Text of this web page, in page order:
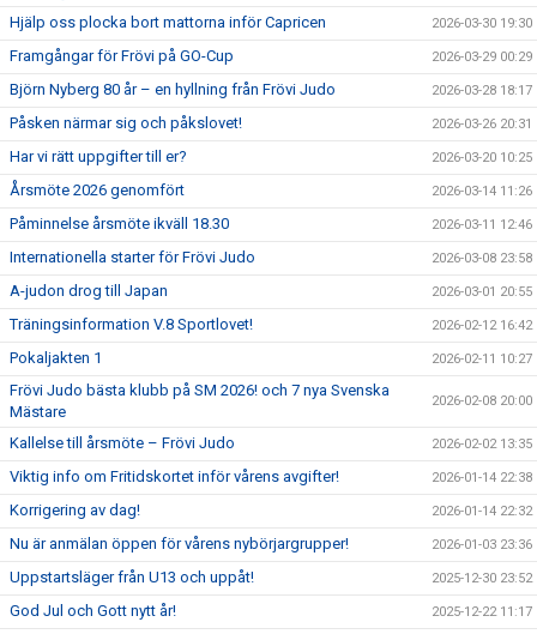
Hjälp oss plocka bort mattorna inför Capricen 2026-03-30 19:30
Framgångar för Frövi på GO-Cup 2026-03-29 00:29
Björn Nyberg 80 år – en hyllning från Frövi Judo 2026-03-28 18:17
Påsken närmar sig och påkslovet! 2026-03-26 20:31
Har vi rätt uppgifter till er? 2026-03-20 10:25
Årsmöte 2026 genomfört 2026-03-14 11:26
Påminnelse årsmöte ikväll 18.30 2026-03-11 12:46
Internationella starter för Frövi Judo 2026-03-08 23:58
A-judon drog till Japan 2026-03-01 20:55
Träningsinformation V.8 Sportlovet! 2026-02-12 16:42
Pokaljakten 1 2026-02-11 10:27
Frövi Judo bästa klubb på SM 2026! och 7 nya Svenska
Mästare
2026-02-08 20:00
Kallelse till årsmöte – Frövi Judo 2026-02-02 13:35
Viktig info om Fritidskortet inför vårens avgifter! 2026-01-14 22:38
Korrigering av dag! 2026-01-14 22:32
Nu är anmälan öppen för vårens nybörjargrupper! 2026-01-03 23:36
Uppstartsläger från U13 och uppåt! 2025-12-30 23:52
God Jul och Gott nytt år! 2025-12-22 11:17